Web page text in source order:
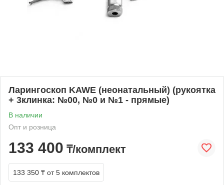
Ларингоскоп KAWE (неонатальный) (рукоятка
+ 3клинка: №00, №0 и №1 - прямые)
В наличии
Опт и розница
133 400 ₸/комплект
133 350 ₸ от 5 комплектов